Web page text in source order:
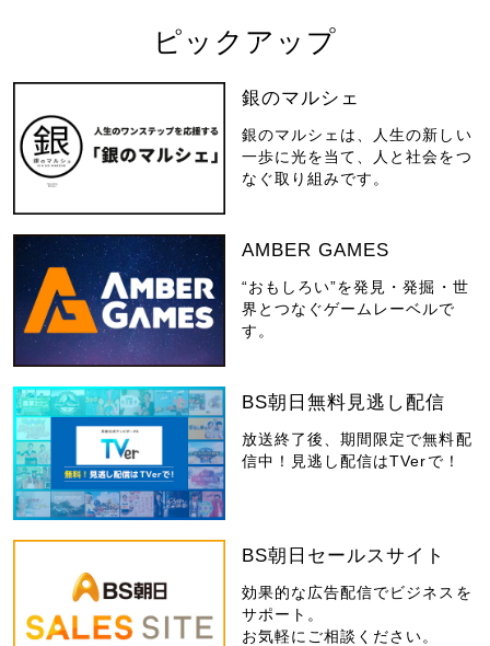
ピックアップ
銀のマルシェ
銀のマルシェは、人生の新しい
一歩に光を当て、人と社会をつ
なぐ取り組みです。
AMBER GAMES
“おもしろい”を発見・発掘・世
界とつなぐゲームレーベルで
す。
BS朝日無料見逃し配信
放送終了後、期間限定で無料配
信中！見逃し配信はTVerで！
BS朝日セールスサイト
効果的な広告配信でビジネスを
サポート。
お気軽にご相談ください。